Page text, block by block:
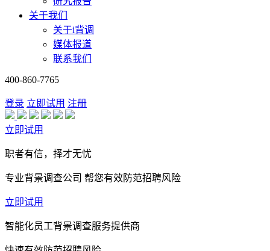
关于我们
关于i背调
媒体报道
联系我们
400-860-7765
登录 立即试用 注册
立即试用
职者有信，择才无忧
专业背景调查公司 帮您有效防范招聘风险
立即试用
智能化员工背景调查服务提供商